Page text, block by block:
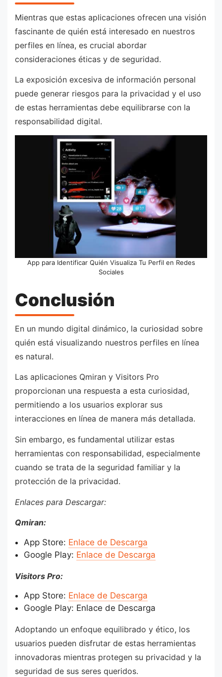
Mientras que estas aplicaciones ofrecen una visión
fascinante de quién está interesado en nuestros
perfiles en línea, es crucial abordar
consideraciones éticas y de seguridad.
La exposición excesiva de información personal
puede generar riesgos para la privacidad y el uso
de estas herramientas debe equilibrarse con la
responsabilidad digital.
App para Identificar Quién Visualiza Tu Perfil en Redes
Sociales
Conclusión
En un mundo digital dinámico, la curiosidad sobre
quién está visualizando nuestros perfiles en línea
es natural.
Las aplicaciones Qmiran y Visitors Pro
proporcionan una respuesta a esta curiosidad,
permitiendo a los usuarios explorar sus
interacciones en línea de manera más detallada.
Sin embargo, es fundamental utilizar estas
herramientas con responsabilidad, especialmente
cuando se trata de la seguridad familiar y la
protección de la privacidad.
Enlaces para Descargar:
Qmiran:
App Store: Enlace de Descarga
Google Play: Enlace de Descarga
Visitors Pro:
App Store: Enlace de Descarga
Google Play: Enlace de Descarga
Adoptando un enfoque equilibrado y ético, los
usuarios pueden disfrutar de estas herramientas
innovadoras mientras protegen su privacidad y la
seguridad de sus seres queridos.